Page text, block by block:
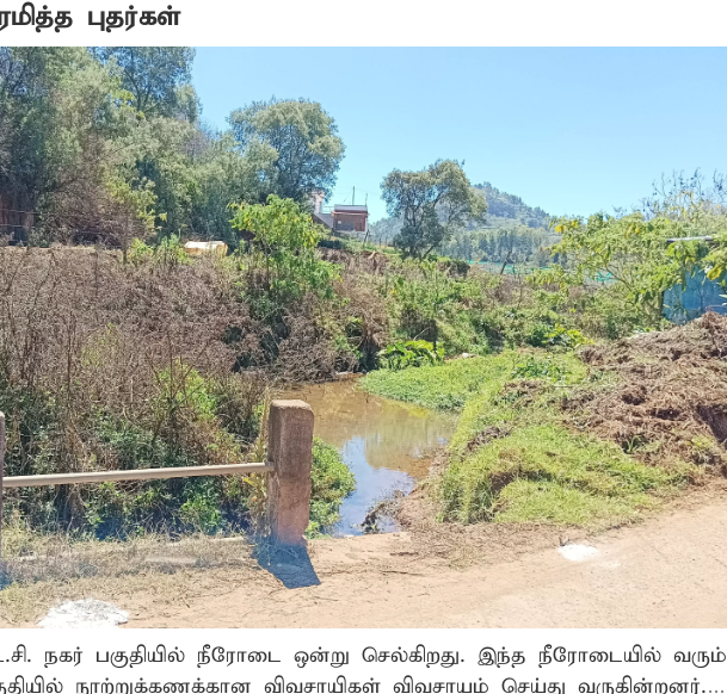
புதர்கள்
நகர் பகுதியில் நீரோடை ஒன்று செல்கிறது. இந்த நீரோடையில் வரும்
நூற்றுக்கணக்கான விவசாயிகள் விவசாயம் செய்து வருகின்றனர்.